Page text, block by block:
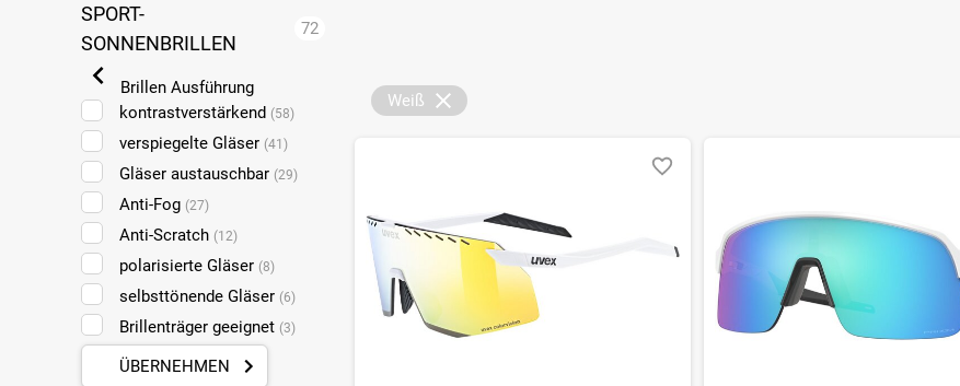
SPORT-
SONNENBRILLEN
72
Brillen Ausführung
kontrastverstärkend (58)
verspiegelte Gläser (41)
Gläser austauschbar (29)
Anti-Fog (27)
Anti-Scratch (12)
polarisierte Gläser (8)
selbsttönende Gläser (6)
Brillenträger geeignet (3)
ÜBERNEHMEN
Weiß